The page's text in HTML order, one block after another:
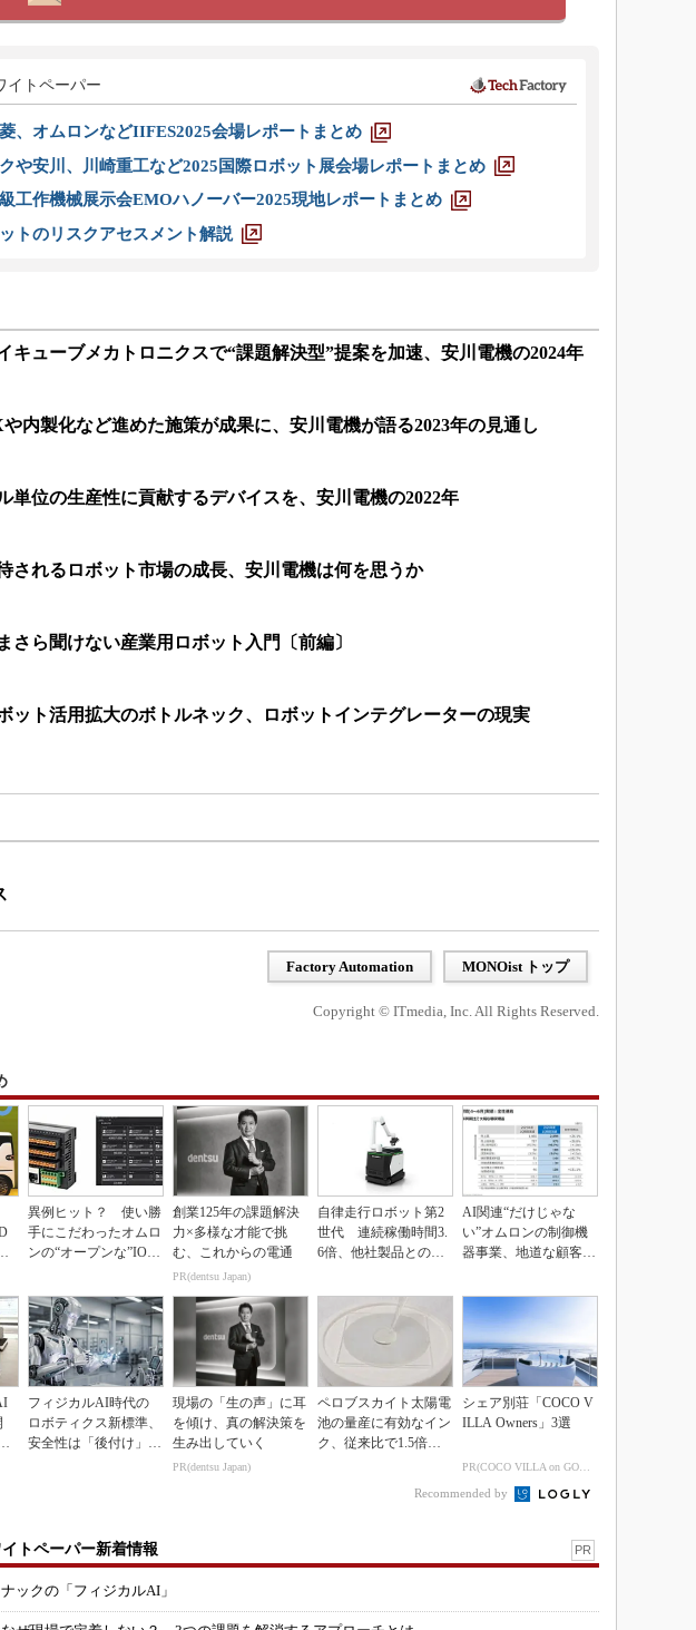
イトペーパー
、オムロンなどIIFES2025会場レポートまとめ
や安川、川崎重工など2025国際ロボット展会場レポートまとめ
工作機械展示会EMOハノーバー2025現地レポートまとめ
トのリスクアセスメント解説
キューブメカトロニクスで“課題解決型”提案を加速、安川電機の2024年
内製化など進めた施策が成果に、安川電機が語る2023年の見通し
単位の生産性に貢献するデバイスを、安川電機の2022年
されるロボット市場の成長、安川電機は何を思うか
さら聞けない産業用ロボット入門〔前編〕
ット活用拡大のボトルネック、ロボットインテグレーターの現実
Factory Automation MONOist トップ
Copyright © ITmedia, Inc. All Rights Reserved.
異例ヒット？ 使い勝
手にこだわったオムロ
ンの“オープンな”IO-L
創業125年の課題解決
力×多様な才能で挑
む、これからの電通
PR(dentsu Japan)
自律走行ロボット第2
世代 連続稼働時間3.
6倍、他社製品との連
AI関連“だけじゃな
い”オムロンの制御機
器事業、地道な顧客基
フィジカルAI時代の
ロボティクス新標準、
安全性は「後付け」で
現場の「生の声」に耳
を傾け、真の解決策を
生み出していく
PR(dentsu Japan)
ペロブスカイト太陽電
池の量産に有効なイン
ク、従来比で1.5倍の
シェア別荘「COCO V
ILLA Owners」3選
PR(COCO VILLA on GOETHE)
Recommended by
トペーパー新着情報 PR
ックの「フィジカルAI」